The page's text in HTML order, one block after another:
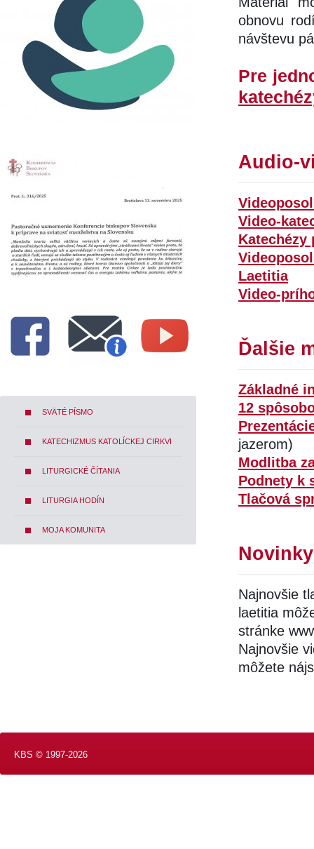
SVÄTÉ PÍSMO
KATECHIZMUS KATOLÍCKEJ CIRKVI
LITURGICKÉ ČÍTANIA
LITURGIA HODÍN
MOJA KOMUNITA
obnovu
návštevu
Pre
Audio-
Video-
Katechézy
Laetitia
Video-
Ďalšie
Základné
12
jazerom)
Modlitba
Podnety k
Tlačová
Novinky
Najnovšie
laetitia
stránke
Najnovšie
môžete
KBS © 1997-2026